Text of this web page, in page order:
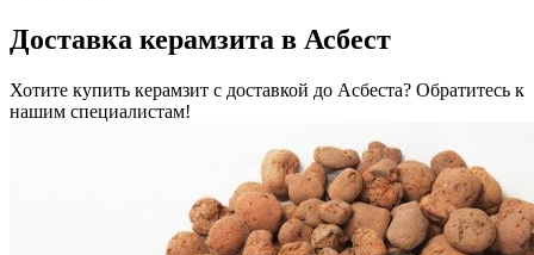
Доставка керамзита в Асбест
Хотите купить керамзит с доставкой до Асбеста? Обратитесь к
нашим специалистам!